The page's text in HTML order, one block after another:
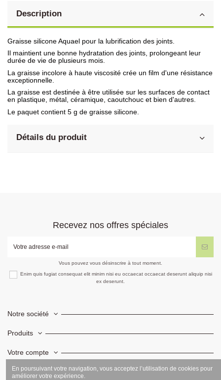
Description
Graisse silicone Aquael pour la lubrification des joints.
Il maintient une bonne hydratation des joints, prolongeant leur
durée de vie de plusieurs mois.
La graisse incolore à haute viscosité crée un film d'une résistance
exceptionnelle.
La graisse est destinée à être utilisée sur les surfaces de contact
en plastique, métal, céramique, caoutchouc et bien d'autres.
Le paquet contient 5 g de graisse silicone.
Détails du produit
Recevez nos offres spéciales
Vous pouvez vous désinscrire à tout moment.
Enim quis fugiat consequat elit minim nisi eu occaecat occaecat deserunt aliquip nisi
ex deserunt.
Notre société
Produits
Votre compte
Informations
En poursuivant votre navigation, vous acceptez l’utilisation de cookies pour
améliorer votre expérience.